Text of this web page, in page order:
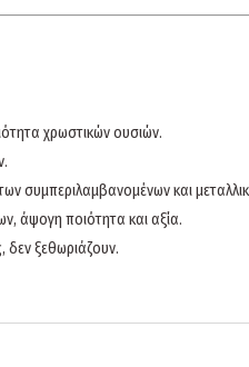
χρωστικών ουσιών.
συμπεριλαμβανομένων και
άψογη ποιότητα και αξία.
δεν ξεθωριάζουν.